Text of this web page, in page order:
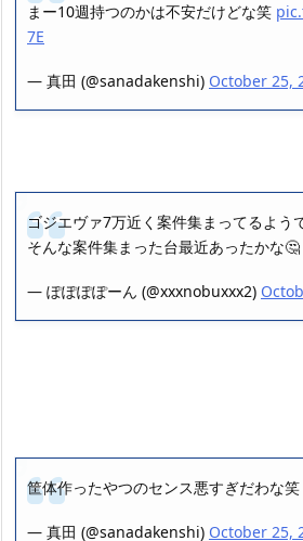
まー10週持つのかは不安だけどな笑
7E
— 真田 (@sanadakenshi) October 25,
ゴジエヴァ7万近く案件集まってるよう
そんな案件集まった台最近あったかな🤔
— ぽぽぽぽーん (@xxxnobuxxx2)
筐体作ったやつのセンス悪すぎだわな笑
— 真田 (@sanadakenshi) October 25,